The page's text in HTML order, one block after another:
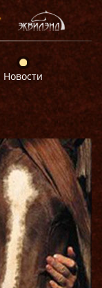
Новости